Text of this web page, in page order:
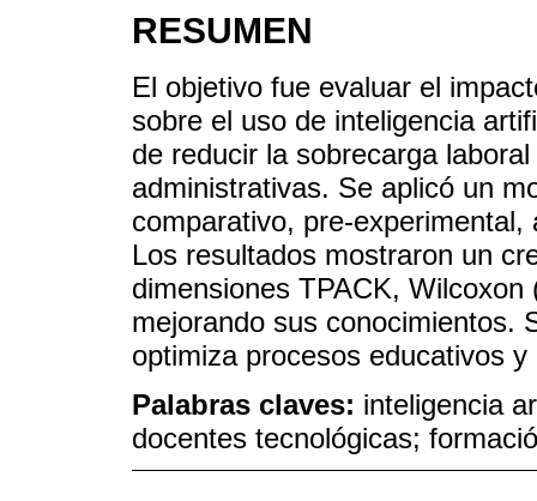
RESUMEN
El objetivo fue evaluar el
sobre el uso de inteligencia
de reducir la sobrecarga
administrativas. Se aplicó un
comparativo, pre-
Los resultados mostraron un
dimensiones TPACK,
mejorando sus conocimientos.
optimiza procesos educativos
Palabras claves: inteligencia
docentes tecnológicas;